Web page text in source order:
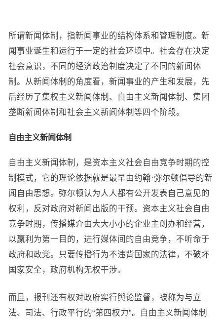
所谓新闻体制，指新闻事业的结构体系和管理制度。新
闻事业诞生和运行于一定的社会环境中。社会存在决定
社会意识，不同的经济政治制度决定了不同的新闻体
制。从新闻体制的角度看，新闻事业的产生和发展，先
后经历了集权主义新闻体制、自由主义新闻体制、集团
垄断新闻体制和社会主义新闻体制等四个阶段。
自由主义新闻体制
自由主义新闻体制，是资本主义社会自由竞争时期的控
制模式，它的理论依据就是最早由约翰·弥尔顿倡导的新
闻自由思想。弥尔顿认为人人都有公开发表自己意见的
权利，反对政府对新闻出版的干预。资本主义社会自由
竞争时期，传播媒介由大大小小的企业主创办和经营，
以赢利为第一目的，进行媒体间的自由竞争，不听命于
政府和政党。只要传播行为不违背国家的法律，不破坏
国家安全，政府机构无权干涉。
而且，报刊还有权对政府实行舆论监督，被称为与立
法、司法、行政平行的“第四权力”。自由主义新闻体制